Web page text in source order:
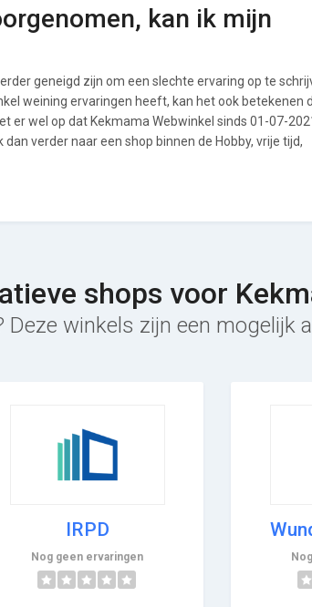
kan ik mijn
geneigd zijn om een slechte ervaring op te
weining ervaringen heeft, kan het ook betekenen
er wel op dat Kekmama Webwinkel sinds 01-07-
verder naar een shop binnen de Hobby, vrije tijd,
shops voor
Deze winkels zijn een mogelijk
IRPD
Nog geen ervaringen